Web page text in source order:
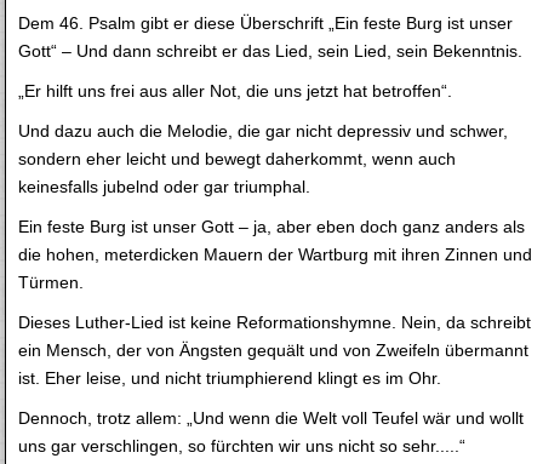
Dem 46. Psalm gibt er diese Überschrift „Ein feste Burg ist unser
Gott“ – Und dann schreibt er das Lied, sein Lied, sein Bekenntnis.
„Er hilft uns frei aus aller Not, die uns jetzt hat betroffen“.
Und dazu auch die Melodie, die gar nicht depressiv und schwer,
sondern eher leicht und bewegt daherkommt, wenn auch
keinesfalls jubelnd oder gar triumphal.
Ein feste Burg ist unser Gott – ja, aber eben doch ganz anders als
die hohen, meterdicken Mauern der Wartburg mit ihren Zinnen und
Türmen.
Dieses Luther-Lied ist keine Reformationshymne. Nein, da schreibt
ein Mensch, der von Ängsten gequält und von Zweifeln übermannt
ist. Eher leise, und nicht triumphierend klingt es im Ohr.
Dennoch, trotz allem: „Und wenn die Welt voll Teufel wär und wollt
uns gar verschlingen, so fürchten wir uns nicht so sehr.....“